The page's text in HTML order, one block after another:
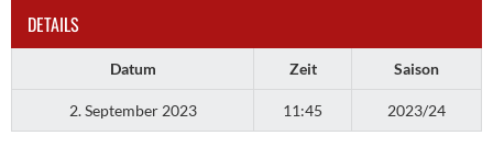
DETAILS
Datum Zeit Saison
2. September 2023 11:45 2023/24